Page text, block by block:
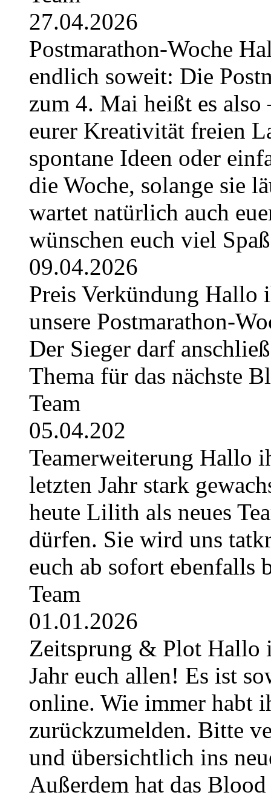
27.04.2026
Postmarathon-Woche
endlich soweit: Die
zum 4. Mai heißt es also
eurer Kreativität freien
spontane Ideen oder
die Woche, solange sie
wartet natürlich auch
wünschen euch viel
09.04.2026
Preis Verkündung Hallo
unsere Postmarathon-
Der Sieger darf
Thema für das nächste
Team
05.04.202
Teamerweiterung Hallo
letzten Jahr stark
heute Lilith als neues
dürfen. Sie wird uns
euch ab sofort ebenfalls
Team
01.01.2026
Zeitsprung & Plot Hallo
Jahr euch allen! Es ist
online. Wie immer habt
zurückzumelden. Bitte
und übersichtlich ins
Außerdem hat das